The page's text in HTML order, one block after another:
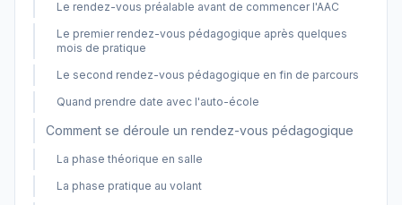
Le rendez-vous préalable avant de commencer l'AAC
Le premier rendez-vous pédagogique après quelques
mois de pratique
Le second rendez-vous pédagogique en fin de parcours
Quand prendre date avec l'auto-école
Comment se déroule un rendez-vous pédagogique
La phase théorique en salle
La phase pratique au volant